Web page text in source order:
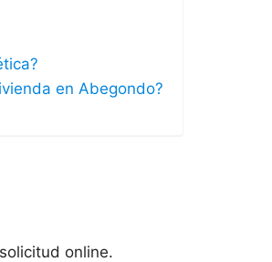
en Abegondo?
online.